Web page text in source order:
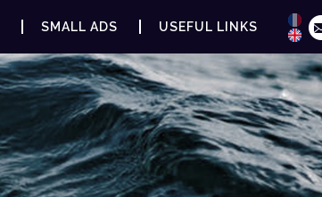
SMALL ADS USEFUL LINKS